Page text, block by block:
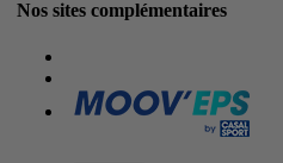
Nos sites complémentaires